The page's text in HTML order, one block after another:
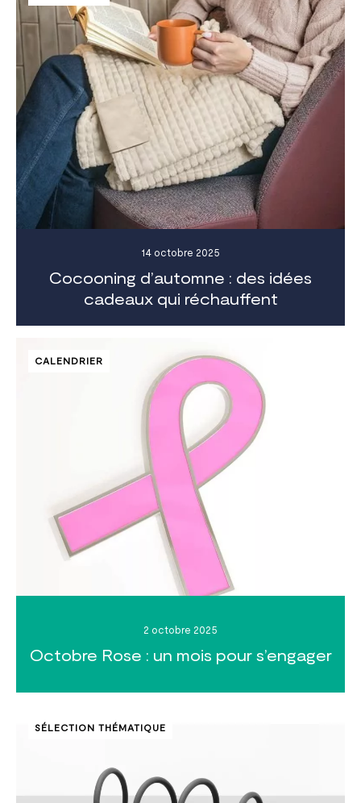
14 octobre 2025
Cocooning d’automne : des idées
cadeaux qui réchauffent
CALENDRIER
2 octobre 2025
Octobre Rose : un mois pour s’engager
SÉLECTION THÉMATIQUE